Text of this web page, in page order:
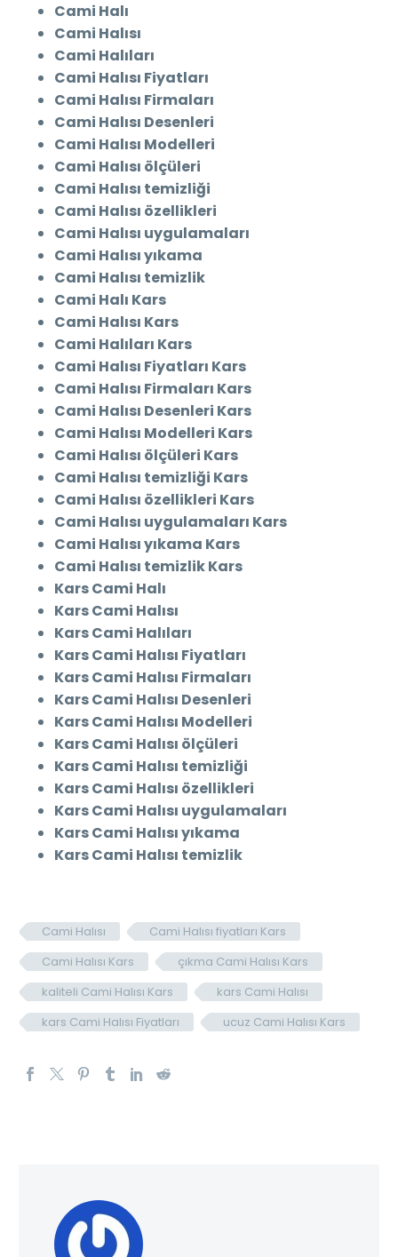
Cami Halı
Cami Halısı
Cami Halıları
Cami Halısı Fiyatları
Cami Halısı Firmaları
Cami Halısı Desenleri
Cami Halısı Modelleri
Cami Halısı ölçüleri
Cami Halısı temizliği
Cami Halısı özellikleri
Cami Halısı uygulamaları
Cami Halısı yıkama
Cami Halısı temizlik
Cami Halı Kars
Cami Halısı Kars
Cami Halıları Kars
Cami Halısı Fiyatları Kars
Cami Halısı Firmaları Kars
Cami Halısı Desenleri Kars
Cami Halısı Modelleri Kars
Cami Halısı ölçüleri Kars
Cami Halısı temizliği Kars
Cami Halısı özellikleri Kars
Cami Halısı uygulamaları Kars
Cami Halısı yıkama Kars
Cami Halısı temizlik Kars
Kars Cami Halı
Kars Cami Halısı
Kars Cami Halıları
Kars Cami Halısı Fiyatları
Kars Cami Halısı Firmaları
Kars Cami Halısı Desenleri
Kars Cami Halısı Modelleri
Kars Cami Halısı ölçüleri
Kars Cami Halısı temizliği
Kars Cami Halısı özellikleri
Kars Cami Halısı uygulamaları
Kars Cami Halısı yıkama
Kars Cami Halısı temizlik
Cami Halısı
Cami Halısı fiyatları Kars
Cami Halısı Kars
çıkma Cami Halısı Kars
kaliteli Cami Halısı Kars
kars Cami Halısı
kars Cami Halısı Fiyatları
ucuz Cami Halısı Kars